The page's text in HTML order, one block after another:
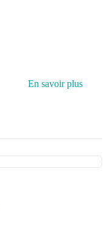
En savoir plus